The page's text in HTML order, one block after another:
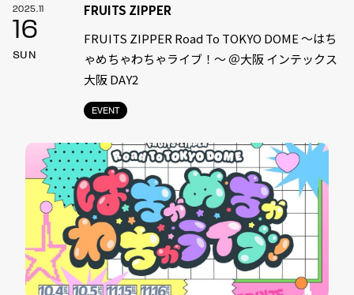
2025.11
16
SUN
EVENT
FRUITS ZIPPER
FRUITS ZIPPER Road To TOKYO DOME 〜はち
ゃめちゃわちゃライブ！〜 ＠大阪 インテックス
大阪 DAY2